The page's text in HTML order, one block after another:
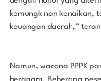
kemungkinan kenaikan,
keuangan daerah,”
Namun, wacana PPPK